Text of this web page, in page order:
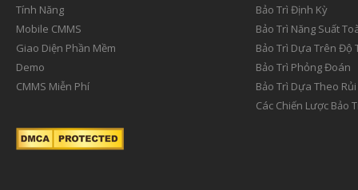
Tính Năng
Mobile CMMS
Giao Diện Phần Mềm
Demo
CMMS Miễn Phí
Bảo Trì Định Kỳ
Bảo Trì Năng Suất
Bảo Trì Dựa Trên Độ
Bảo Trì Phỏng Đoán
Bảo Trì Dựa Theo
Các Chiến Lược Bảo